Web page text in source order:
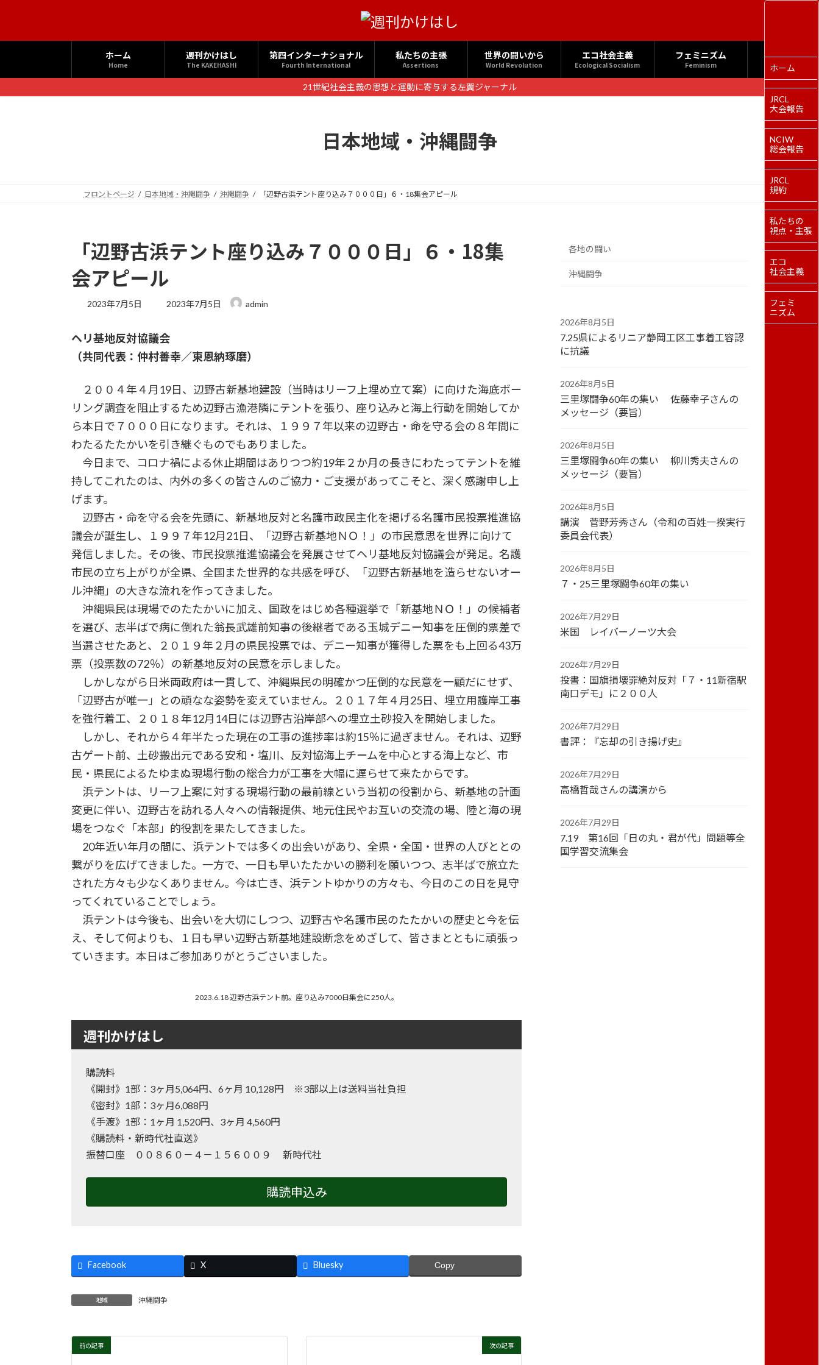
へ
ス
ョ
ン
ホーム
Home
週刊かけはし
The KAKEHASHI
第四インターナショナル
Fourth International
私たちの主張
Assertions
世界の闘いから
World Revolution
エコ社会主義
Ecological Socialism
フェミニズム
Feminism
21世紀社会主義の思想と運動に寄与する左翼ジャーナル
日本地域・沖縄闘争
フロントページ 日本地域・沖縄闘争 沖縄闘争 「辺野古浜テント座り込み７０００日」６・18集会アピール
「辺野古浜テント座り込み７０００日」６・18集
会アピール
2023年7月5日
最
新
日
時
2023年7月5日 admin
ヘリ基地反対協議会
（共同代表：仲村善幸／東恩納琢磨）
２００４年４月19日、辺野古新基地建設（当時はリーフ上埋め立て案）に向けた海底ボー
リング調査を阻止するため辺野古漁港隣にテントを張り、座り込みと海上行動を開始してか
ら本日で７０００日になります。それは、１９９７年以来の辺野古・命を守る会の８年間に
わたるたたかいを引き継ぐものでもありました。
今日まで、コロナ禍による休止期間はありつつ約19年２か月の長きにわたってテントを維
持してこれたのは、内外の多くの皆さんのご協力・ご支援があってこそと、深く感謝申し上
げます。
辺野古・命を守る会を先頭に、新基地反対と名護市政民主化を掲げる名護市民投票推進協
議会が誕生し、１９９７年12月21日、「辺野古新基地ＮＯ！」の市民意思を世界に向けて
発信しました。その後、市民投票推進協議会を発展させてヘリ基地反対協議会が発足。名護
市民の立ち上がりが全県、全国また世界的な共感を呼び、「辺野古新基地を造らせないオー
ル沖縄」の大きな流れを作ってきました。
沖縄県民は現場でのたたかいに加え、国政をはじめ各種選挙で「新基地ＮＯ！」の候補者
を選び、志半ばで病に倒れた翁長武雄前知事の後継者である玉城デニー知事を圧倒的票差で
当選させたあと、２０１９年２月の県民投票では、デニー知事が獲得した票をも上回る43万
票（投票数の72％）の新基地反対の民意を示しました。
しかしながら日米両政府は一貫して、沖縄県民の明確かつ圧倒的な民意を一顧だにせず、
「辺野古が唯一」との頑なな姿勢を変えていません。２０１７年４月25日、埋立用護岸工事
を強行着工、２０１８年12月14日には辺野古沿岸部への埋立土砂投入を開始しました。
しかし、それから４年半たった現在の工事の進捗率は約15％に過ぎません。それは、辺野
古ゲート前、土砂搬出元である安和・塩川、反対協海上チームを中心とする海上など、市
民・県民によるたゆまぬ現場行動の総合力が工事を大幅に遅らせて来たからです。
浜テントは、リーフ上案に対する現場行動の最前線という当初の役割から、新基地の計画
変更に伴い、辺野古を訪れる人々への情報提供、地元住民やお互いの交流の場、陸と海の現
場をつなぐ「本部」的役割を果たしてきました。
20年近い年月の間に、浜テントでは多くの出会いがあり、全県・全国・世界の人びととの
繋がりを広げてきました。一方で、一日も早いたたかいの勝利を願いつつ、志半ばで旅立た
された方々も少なくありません。今は亡き、浜テントゆかりの方々も、今日のこの日を見守
ってくれていることでしょう。
浜テントは今後も、出会いを大切にしつつ、辺野古や名護市民のたたかいの歴史と今を伝
え、そして何よりも、１日も早い辺野古新基地建設断念をめざして、皆さまとともに頑張っ
ていきます。本日はご参加ありがとうごさいました。
2023.6.18 辺野古浜テント前。座り込み7000日集会に250人。
週刊かけはし
購読料
《開封》1部：3ヶ月5,064円、6ヶ月 10,128円 ※3部以上は送料当社負担
《密封》1部：3ヶ月6,088円
《手渡》1部：1ヶ月 1,520円、3ヶ月 4,560円
《購読料・新時代社直送》
振替口座 ００８６０－４－１５６００９ 新時代社
購読申込み
Facebook X Bluesky Copy
地域 沖縄闘争
前の記事 次の記事
各地の闘い
沖縄闘争
2026年8月5日
7.25県によるリニア静岡工区工事着工容認
に抗議
2026年8月5日
三里塚闘争60年の集い 佐藤幸子さんの
メッセージ（要旨）
2026年8月5日
三里塚闘争60年の集い 柳川秀夫さんの
メッセージ（要旨）
2026年8月5日
講演 菅野芳秀さん（令和の百姓一揆実行
委員会代表）
2026年8月5日
７・25三里塚闘争60年の集い
2026年7月29日
米国 レイバーノーツ大会
2026年7月29日
投書：国旗損壊罪絶対反対「７・11新宿駅
南口デモ」に２００人
2026年7月29日
書評：『忘却の引き揚げ史』
2026年7月29日
高橋哲哉さんの講演から
2026年7月29日
7.19 第16回「日の丸・君が代」問題等全
国学習交流集会
ホーム
JRCL
大会報告
NCIW
総会報告
JRCL
規約
私たちの
視点・主張
エコ
社会主義
フェミ
ニズム